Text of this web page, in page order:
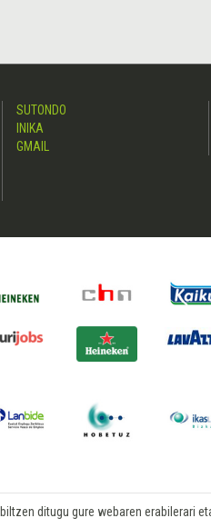
ditugu gure webaren erabilerari
SUTONDO
INIKA
GMAIL